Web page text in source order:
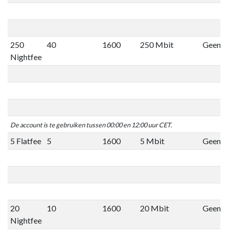
250
Nightfee
40 1600 250 Mbit Geen
De account is te gebruiken tussen 00:00 en 12:00 uur CET.
5 Flatfee 5 1600 5 Mbit Geen
20
Nightfee
10 1600 20 Mbit Geen